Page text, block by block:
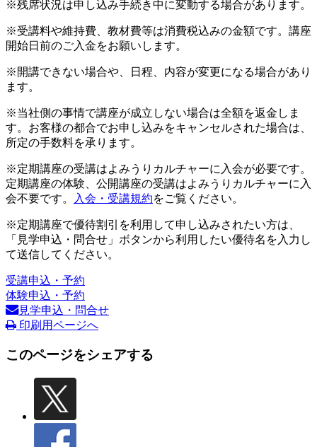
※残席状況は申し込み手続き中に変動する場合があります。
※受講料や維持費、教材費等は消費税込みの金額です。講座
開始日前のご入金をお願いします。
※開講できない場合や、日程、内容が変更になる場合があり
ます。
※当社側の事情で講座が成立しない場合は全額を返金しま
す。お客様の都合でお申し込みをキャンセルされた場合は、
所定の手数料を承ります。
※定期講座の受講はよみうりカルチャーに入会が必要です。
定期講座の体験、公開講座の受講はよみうりカルチャーに入
会不要です。
入会・受講規約をご覧ください。
※定期講座で優待割引を利用して申し込みされたい方は、
「見学申込・問合せ」ボタンから利用したい優待名を入力し
て送信してください。
受講申込・予約
体験申込・予約
見学申込・問合せ
印刷用ページへ
このページをシェアする